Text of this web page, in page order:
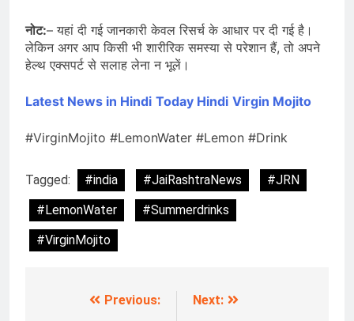
नोट:– यहां दी गई जानकारी केवल रिसर्च के आधार पर दी गई है।
लेकिन अगर आप किसी भी शारीरिक समस्या से परेशान हैं, तो अपने
हेल्थ एक्सपर्ट से सलाह लेना न भूलें।
Latest News in Hindi Today Hindi Virgin Mojito
#VirginMojito #LemonWater #Lemon #Drink
Tagged: #india #JaiRashtraNews
#JRN
#LemonWater
#Summerdrinks
#VirginMojito
Previous:
Next: